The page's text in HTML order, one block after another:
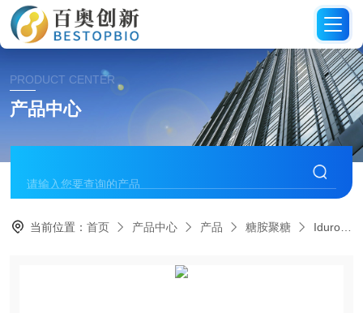
PRODUCT CENTER
产品中心
当前位置：首页 产品中心 产品 糖胺聚糖 Iduron糖胺聚糖